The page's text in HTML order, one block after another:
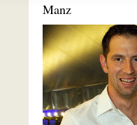
Manz